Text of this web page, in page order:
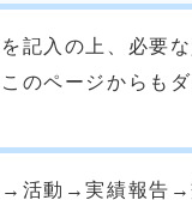
記入の上、必要
のページからも
活動→実績報告→